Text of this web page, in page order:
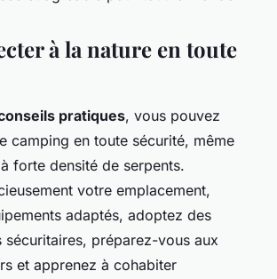
à la nature en toute
pratiques, vous pouvez
camping en toute sécurité, même
forte densité de serpents.
votre emplacement,
adaptés, adoptez des
sécuritaires, préparez-vous aux
et apprenez à cohabiter